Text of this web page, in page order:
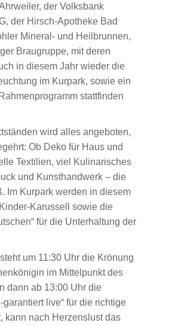
der Volksbank
der Hirsch-Apotheke Bad
Mineral- und Heilbrunnen,
Braugruppe, mit deren
in diesem Jahr wieder die
im Kurpark, sowie ein
stattfinden
wird alles angeboten,
Ob Deko für Haus und
Textilien, viel Kulinarisches
und Kunsthandwerk – die
Im Kurpark werden in diesem
Karussell sowie die
für die Unterhaltung der
um 11:30 Uhr die Krönung
im Mittelpunkt des
dann ab 13:00 Uhr die
garantiert live“ für die richtige
kann nach Herzenslust das